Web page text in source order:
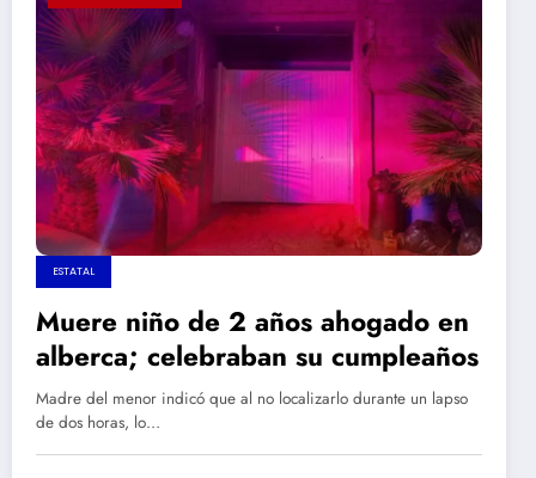
ESTATAL
Muere niño de 2 años ahogado en
alberca; celebraban su cumpleaños
Madre del menor indicó que al no localizarlo durante un lapso
de dos horas, lo…